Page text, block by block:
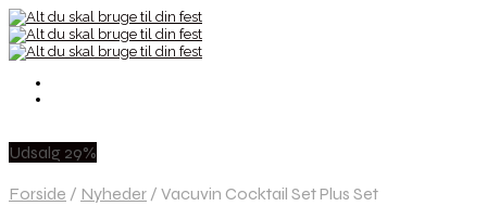
Udsalg 29%
Forside / Nyheder / Vacuvin Cocktail Set Plus Set